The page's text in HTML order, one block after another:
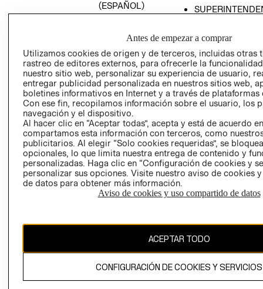
(ESPAÑOL)
TRANSPARENCIA
PETICIONES
QUEJAS Y
RECLAMOS
Colombia ($)
CAMBIAR REGIÓN
El contenido de esta página web está protegido por copyright y es
propiedad de H&M Hennes & Mauritz AB.
Antes de empezar a comprar
Utilizamos cookies de origen y de terceros, incluidas otras
rastreo de editores externos, para ofrecerle la
nuestro sitio web, personalizar su experiencia de usuario,
entregar publicidad personalizada en nuestros sitios web,
boletines informativos en Internet y a través de plataformas
Con ese fin, recopilamos información sobre el usuario, los
navegación y el dispositivo.
Al hacer clic en “Aceptar todas”, acepta y está de acuerdo
compartamos esta información con terceros, como
publicitarios. Al elegir “Solo cookies requeridas”, se
opcionales, lo que limita nuestra entrega de contenido y
personalizadas. Haga clic en “Configuración de cookies y
personalizar sus opciones. Visite nuestro aviso de cookies
de datos para obtener más información.
Aviso de cookies y uso compartido de datos
ACEPTAR TODO
CONFIGURACIÓN DE COOKIES Y SERVICIOS